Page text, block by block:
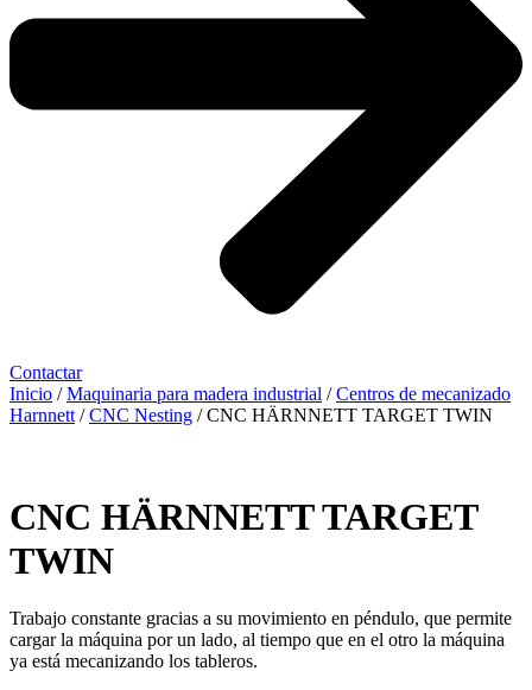
Contactar
Inicio /Maquinaria para madera industrial /Centros de mecanizado
Harnnett /CNC Nesting / CNC HÄRNNETT TARGET TWIN
CNC HÄRNNETT TARGET
TWIN
Trabajo constante gracias a su movimiento en péndulo, que permite
cargar la máquina por un lado, al tiempo que en el otro la máquina
ya está mecanizando los tableros.